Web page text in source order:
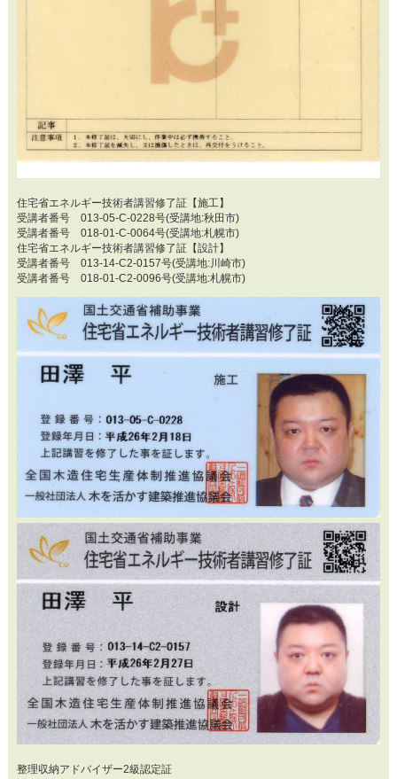
住宅省エネルギー技術者講習修了証【施工】
受講者番号 013-05-C-0228号(受講地:秋田市)
受講者番号 018-01-C-0064号(受講地:札幌市)
住宅省エネルギー技術者講習修了証【設計】
受講者番号 013-14-C2-0157号(受講地:川崎市)
受講者番号 018-01-C2-0096号(受講地:札幌市)
整理収納アドバイザー2級認定証